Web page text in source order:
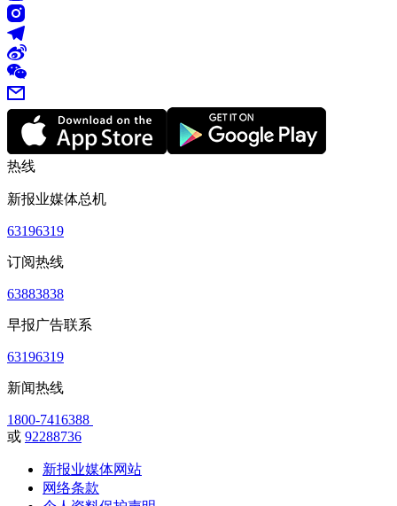
热线
新报业媒体总机
63196319
订阅热线
63883838
早报广告联系
63196319
新闻热线
1800-7416388
或 92288736
新报业媒体网站
网络条款